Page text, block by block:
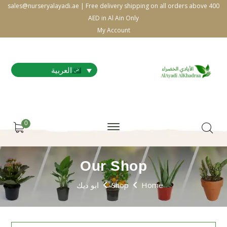
sales@nurseryalayadi.ae | Free delivery shipping on all orders above 400
AED in Al Ain Only
My Account
العربية
0
Our Shop
Home
Shop ابو ديك